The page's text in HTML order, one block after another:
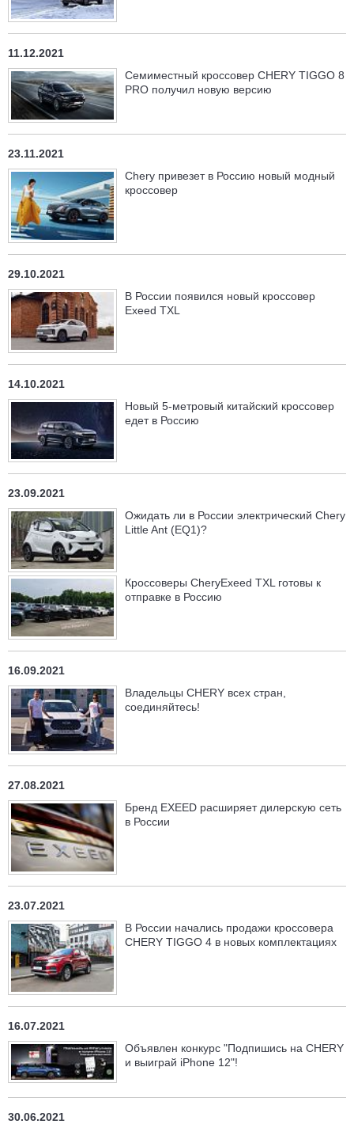
11.12.2021
Семиместный кроссовер CHERY TIGGO 8
PRO получил новую версию
23.11.2021
Chery привезет в Россию новый модный
кроссовер
29.10.2021
В России появился новый кроссовер
Exeed TXL
14.10.2021
Новый 5-метровый китайский кроссовер
едет в Россию
23.09.2021
Ожидать ли в России электрический Chery
Little Ant (EQ1)?
Кроссоверы CheryExeed TXL готовы к
отправке в Россию
16.09.2021
Владельцы CHERY всех стран,
соединяйтесь!
27.08.2021
Бренд EXEED расширяет дилерскую сеть
в России
23.07.2021
В России начались продажи кроссовера
CHERY TIGGO 4 в новых комплектациях
16.07.2021
Объявлен конкурс "Подпишись на CHERY
и выиграй iPhone 12"!
30.06.2021